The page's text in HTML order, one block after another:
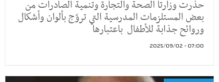
حذرت وزارتا الصحة والتجارة وتنمية الصادرات من
بعض المستلزمات المدرسية التي تروّج بألوان وأشكال
وروائح جذابة للأطفال باعتبارها
07:00 - 2025/09/02